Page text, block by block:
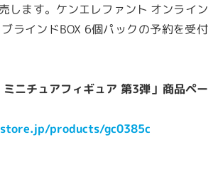
します。ケンエレファント オンライン
ラインドBOX 6個パックの予約を受付
ニチュアフィギュア 第3弾」商品ペー
products/gc0385c